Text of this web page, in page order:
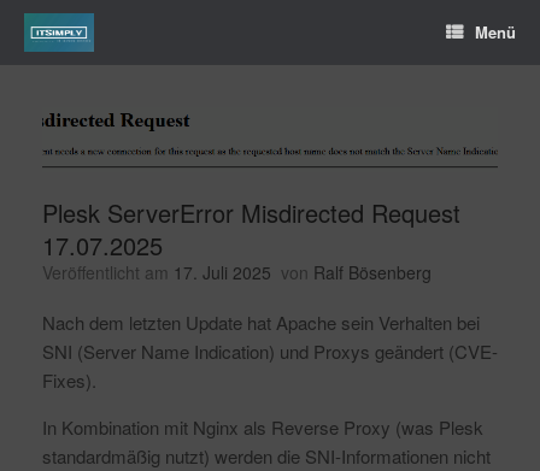
Menü
Plesk ServerError Misdirected Request
17.07.2025
Veröffentlicht am 17. Juli 2025 von Ralf Bösenberg
Nach dem letzten Update hat Apache sein Verhalten bei
SNI (Server Name Indication) und Proxys geändert (CVE-
Fixes).
In Kombination mit Nginx als Reverse Proxy (was Plesk
standardmäßig nutzt) werden die SNI-Informationen nicht